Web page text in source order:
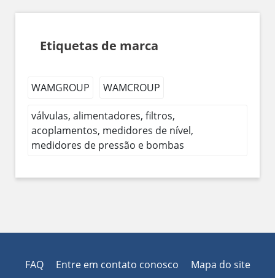
Etiquetas de marca
WAMGROUP WAMCROUP
válvulas, alimentadores, filtros,
acoplamentos, medidores de nível,
medidores de pressão e bombas
FAQ Entre em contato conosco Mapa do site